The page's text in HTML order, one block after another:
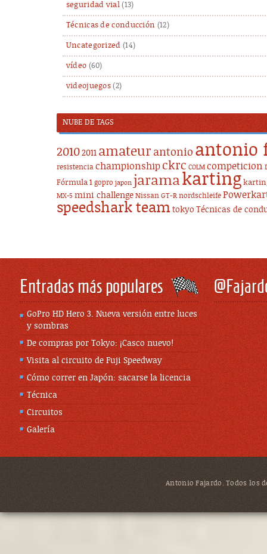
seguridad vial(13)
Técnicas de conducción (12)
Uncategorized (14)
vídeo (60)
videojuegos (2)
NUBE DE TAGS
20102011 amateur antonio antonio
resistencia championship ckrc COLM competicion
Fórmula 1 gopro japon jaramakarting
MX-5 mini challenge Nissan GT-R nordschleife
speedshark team tokyo Técnicas de
Entradas más populares
GoPro HD Hero 3. Nueva versión entre luces
y sombras
De compras por Tokyo: ¡Casco nuevo!
Visita al circuito de Fuji Speedway
Cómo correr en Japón: sacarse la licencia
Técnica
Circuitos
Galería
Antonio Fajardo. Todos los